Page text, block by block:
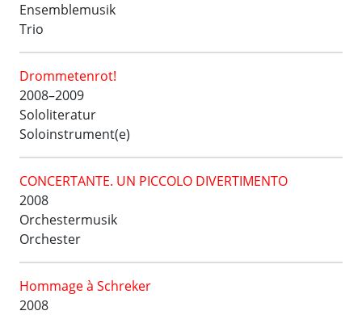
Ensemblemusik
Trio
Drommetenrot!
2008–2009
Sololiteratur
Soloinstrument(e)
CONCERTANTE. UN PICCOLO DIVERTIMENTO
2008
Orchestermusik
Orchester
Hommage à Schreker
2008